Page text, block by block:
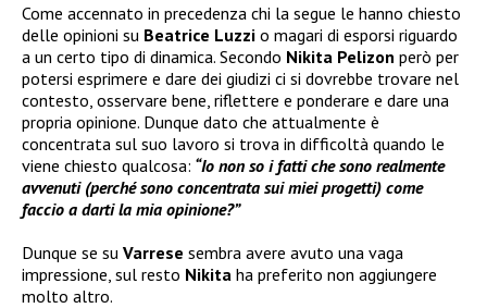
Come accennato in precedenza chi la segue le hanno chiesto
delle opinioni su Beatrice Luzzi o magari di esporsi riguardo
a un certo tipo di dinamica. Secondo Nikita Pelizon però per
potersi esprimere e dare dei giudizi ci si dovrebbe trovare nel
contesto, osservare bene, riflettere e ponderare e dare una
propria opinione. Dunque dato che attualmente è
concentrata sul suo lavoro si trova in difficoltà quando le
viene chiesto qualcosa: “Io non so i fatti che sono realmente
avvenuti (perché sono concentrata sui miei progetti) come
faccio a darti la mia opinione?”
Dunque se su Varrese sembra avere avuto una vaga
impressione, sul resto Nikita ha preferito non aggiungere
molto altro.